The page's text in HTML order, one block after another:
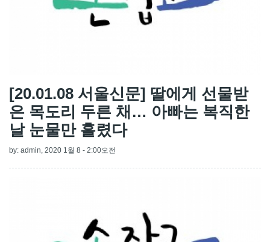
[20.01.08 서울신문] 딸에게 선물받
은 목도리 두른 채… 아빠는 복직한
날 눈물만 흘렸다
by: admin , 2020 1월 8 - 2:00오전